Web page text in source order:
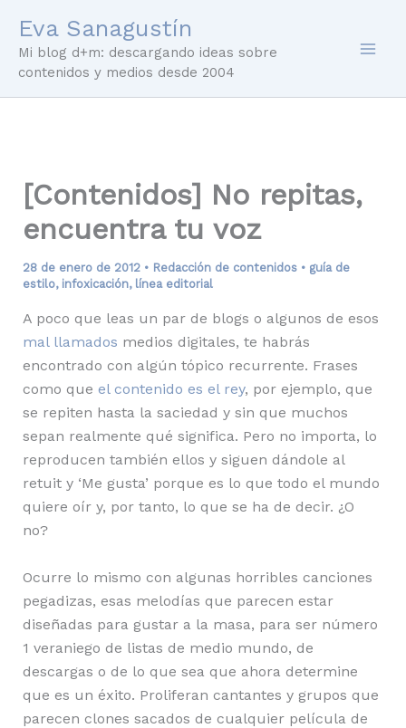
contenido
Eva Sanagustín
Mi blog d+m: descargando ideas sobre
contenidos y medios desde 2004
[Contenidos] No repitas,
encuentra tu voz
28 de enero de 2012 • Redacción de contenidos• guía de
estilo, infoxicación, línea editorial
A poco que leas un par de blogs o algunos de esos
mal llamados medios digitales, te habrás
encontrado con algún tópico recurrente. Frases
como que el contenido es el rey, por ejemplo, que
se repiten hasta la saciedad y sin que muchos
sepan realmente qué significa. Pero no importa, lo
reproducen también ellos y siguen dándole al
retuit y ‘Me gusta’ porque es lo que todo el mundo
quiere oír y, por tanto, lo que se ha de decir. ¿O
no?
Ocurre lo mismo con algunas horribles canciones
pegadizas, esas melodías que parecen estar
diseñadas para gustar a la masa, para ser número
1 veraniego de listas de medio mundo, de
descargas o de lo que sea que ahora determine
que es un éxito. Proliferan cantantes y grupos que
parecen clones sacados de cualquier película de